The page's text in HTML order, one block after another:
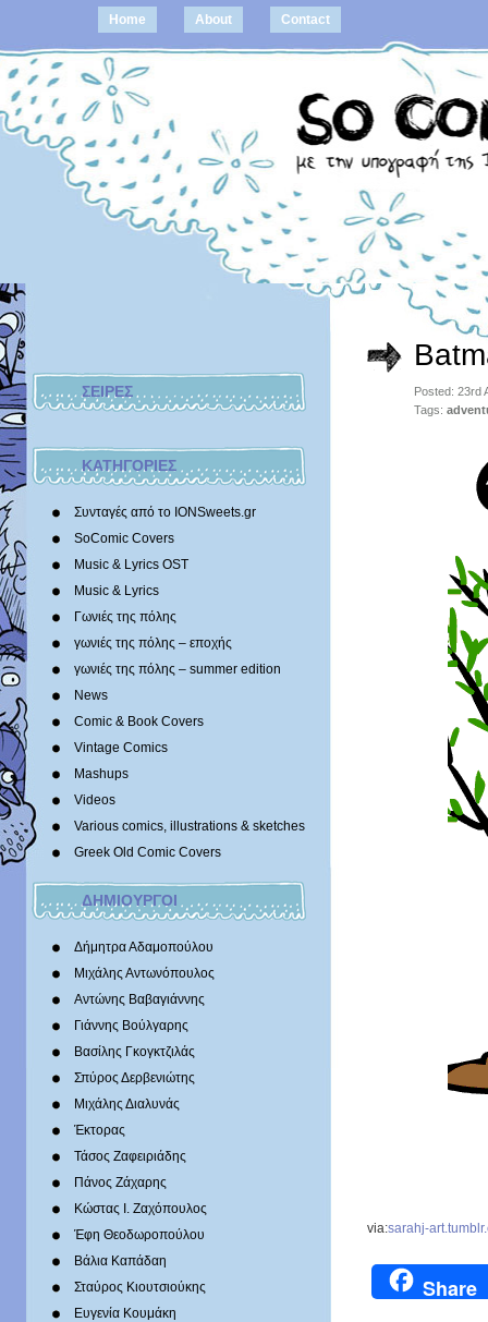
Home About Contact
ΣΕΙΡΕΣ
ΚΑΤΗΓΟΡΙΕΣ
Συνταγές από το IONSweets.gr
SoComic Covers
Music & Lyrics OST
Music & Lyrics
Γωνιές της πόλης
γωνιές της πόλης – εποχής
γωνιές της πόλης – summer edition
News
Comic & Book Covers
Vintage Comics
Mashups
Videos
Various comics, illustrations & sketches
Greek Old Comic Covers
ΔΗΜΙΟΥΡΓΟΙ
Δήμητρα Αδαμοπούλου
Μιχάλης Αντωνόπουλος
Αντώνης Βαβαγιάννης
Γιάννης Βούλγαρης
Βασίλης Γκογκτζιλάς
Σπύρος Δερβενιώτης
Mιχάλης Διαλυνάς
Έκτορας
Τάσος Ζαφειριάδης
Πάνος Ζάχαρης
Κώστας Ι. Ζαχόπουλoς
Έφη Θεοδωροπούλου
Βάλια Καπάδαη
Σταύρος Κιουτσιούκης
Ευγενία Κουμάκη
Posted: 23rd
Tags:
via:sarahj-
Share